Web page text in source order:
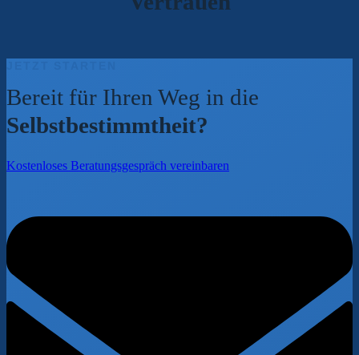
Bereit für Ihren Weg in die
Selbstbestimmtheit?
Kostenloses Beratungsgespräch vereinbaren